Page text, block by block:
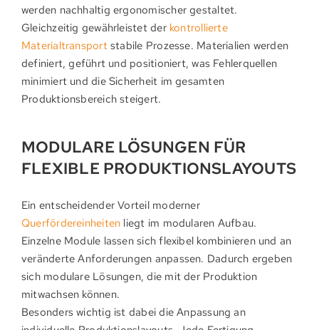
werden nachhaltig ergonomischer gestaltet.
Gleichzeitig gewährleistet der kontrollierte
Materialtransportstabile Prozesse. Materialien werden
definiert, geführt und positioniert, was Fehlerquellen
minimiert und die Sicherheit im gesamten
Produktionsbereich steigert.
MODULARE LÖSUNGEN FÜR
FLEXIBLE PRODUKTIONSLAYOUTS
Ein entscheidender Vorteil moderner
Querfördereinheiten liegt im modularen Aufbau.
Einzelne Module lassen sich flexibel kombinieren und an
veränderte Anforderungen anpassen. Dadurch ergeben
sich modulare Lösungen, die mit der Produktion
mitwachsen können.
Besonders wichtig ist dabei die Anpassung an